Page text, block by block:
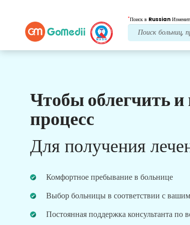
*Поиск в Russian
Чтобы облегчить и
процесс
Для получения
Комфортное пребывание в больнице
Выбор больницы в соответствии с
Постоянная поддержка консультанта по
Наши преимущества
Лечение после
последующий уход
Получите круглосуточную медицинскую
Регулярные обновления о ваших потребностях в